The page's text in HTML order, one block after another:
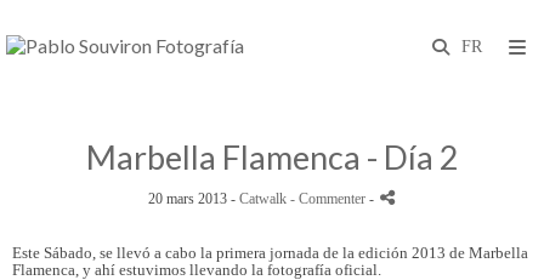
Marbella Flamenca - Día 2
20 mars 2013 - Catwalk - Commenter -
Este Sábado, se llevó a cabo la primera jornada de la edición 2013 de Marbella
Flamenca, y ahí estuvimos llevando la fotografía oficial.